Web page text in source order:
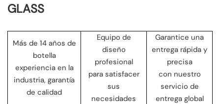
GLASS
Más de 14 años de
botella
experiencia en la
industria, garantía
de calidad
Equipo de
diseño
profesional
para satisfacer
sus
necesidades
Garantice una
entrega rápida y
precisa
con nuestro
servicio de
entrega global